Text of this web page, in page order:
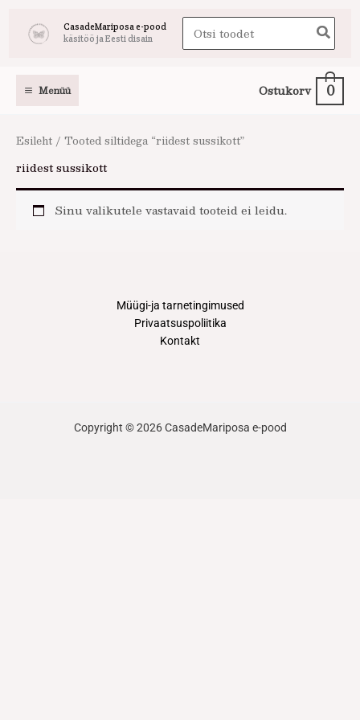
CasadeMariposa e-pood
käsitöö ja Eesti disain
Search
for:
Menüü Ostukorv 0
Esileht / Tooted siltidega “riidest sussikott”
riidest sussikott
Sinu valikutele vastavaid tooteid ei leidu.
Müügi-ja tarnetingimused
Privaatsuspoliitika
Kontakt
Copyright © 2026 CasadeMariposa e-pood